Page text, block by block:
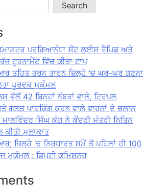
Search
ਪ੍ਰਗਿਆਨੰਧਾ ਸੇਂਟ ਲੁਈਸ ਰੈਪਿਡ ਅਤੇ
ਟੂਰਨਾਮੈਂਟ ਵਿੱਚ ਕੀਤਾ ਟਾਪ
ਤਰਨ ਤਾਰਨ ਜ਼ਿਲ੍ਹੇ ‘ਚ ਘਰ-ਘਰ ਗਣਨਾ
ਪੂਰਵਕ ਮੁਕੰਮਲ
ਵੱਲੋਂ 42 ਬਿਨ੍ਹਾਂ ਨੰਬਰਾਂ ਵਾਲੇ, ਟ੍ਰਿਪਲ
ਗਲਤ ਪਾਰਕਿੰਗ ਕਰਨ ਵਾਲੇ ਵਾਹਨਾਂ ਦੇ ਚਲਾਨ
ਸਿੰਘ ਕੰਗ ਨੇ ਕੇਂਦਰੀ ਮੰਤਰੀ ਨਿਤਿਨ
ਕੀਤੀ ਮੁਲਾਕਾਤ
‘ਚ ਨਿਰਧਾਰਤ ਸਮੇਂ ਤੋਂ ਪਹਿਲਾਂ ਹੀ 100
ਮੁਕੰਮਲ : ਡਿਪਟੀ ਕਮਿਸ਼ਨਰ